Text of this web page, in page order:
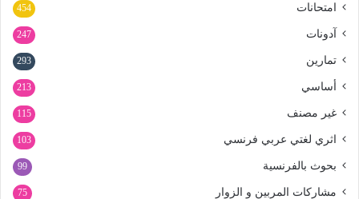
امتحانات 454
آدونات 247
تمارين 293
أساسي 213
غير مصنف 115
اثري لغتي عربي فرنسي 103
بحوث بالفرنسية 99
مشاركات المربين و الزوار 75